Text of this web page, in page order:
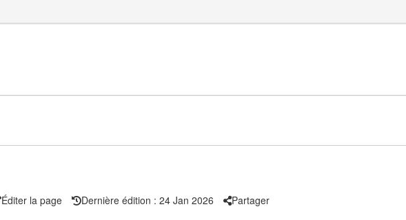
Éditer la page Dernière édition : 24 Jan 2026
Partager